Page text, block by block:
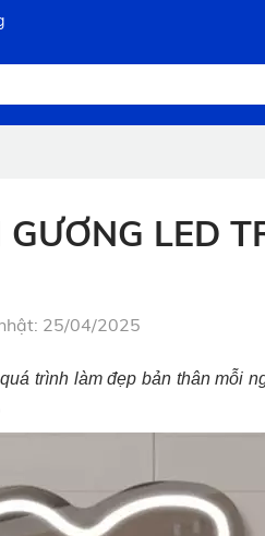
LED
25/04/2025
trình làm đẹp bản thân mỗi